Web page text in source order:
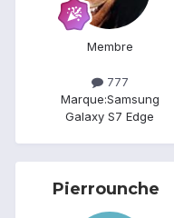
Membre
777
Marque:Samsung
Galaxy S7 Edge
Pierrounche